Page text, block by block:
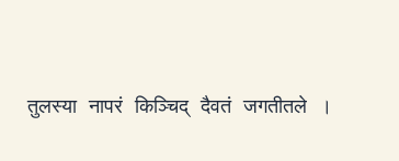
तुलस्या नापरं किञ्चिद् दैवतं जगतीतले ।